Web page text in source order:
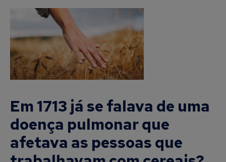
Em 1713 já se falava de uma
doença pulmonar que
afetava as pessoas que